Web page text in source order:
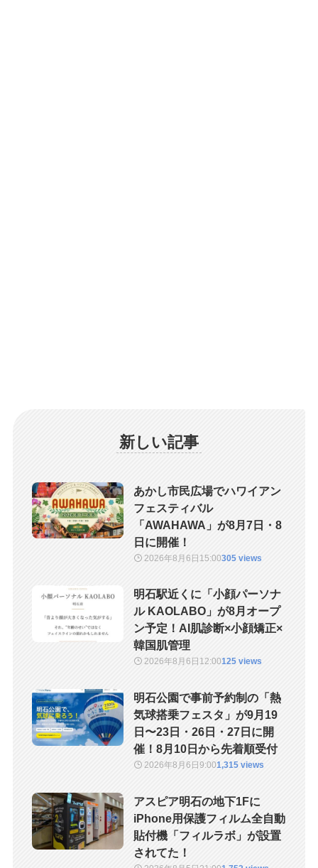
新しい記事
あかし市民広場でハワイアン
フェスティバル
「AWAHAWA」が8月7日・8
日に開催！
2026年8月6日 15:00305 views
明石駅近くに「小顔パーソナ
ル KAOLABO」が8月オープ
ン予定！AI肌診断×小顔矯正×
韓国肌管理
2026年8月6日 12:00125 views
明石公園で事前予約制の「熱
気球搭乗フェスタ」が9月19
日〜23日・26日・27日に開
催！8月10日から先着順受付
2026年8月6日9:001,315 views
アスピア明石の地下1Fに
iPhone用保護フィルム全自動
貼付機「フィルラボ」が設置
されてた！